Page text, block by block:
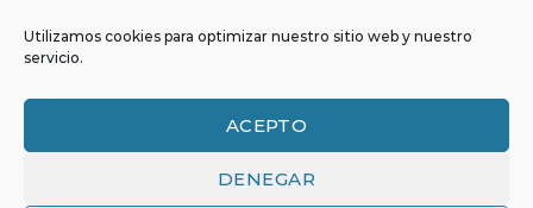
Utilizamos cookies para optimizar nuestro sitio web y nuestro
servicio.
ACEPTO
DENEGAR
Política de privacidad